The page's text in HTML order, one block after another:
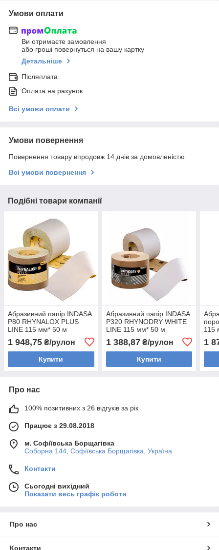
Умови оплати
Ви отримаєте замовлення
або гроші повернуться на вашу картку
Детальніше
Післяплата
Оплата на рахунок
Всі умови оплати
Умови повернення
Повернення товару впродовж 14 днів за домовленістю
Всі умови повернення
Подібні товари компанії
Абразивний папір INDASA
P80 RHYNALOX PLUS
LINE 115 мм* 50 м
1 948,75 ₴/рулон
Купити
Абразивний папір INDASA
P320 RHYNODRY WHITE
LINE 115 мм* 50 м
1 388,87₴/рулон
Купити
115
1
Про нас
100% позитивних з 26 відгуків за рік
Працює з 29.08.2018
м. Софіївська Борщагівка
Соборна 144, Софіївська Борщагівка, Україна
Контакти
Сьогодні вихідний
Показати весь графік роботи
Про нас
Контакти